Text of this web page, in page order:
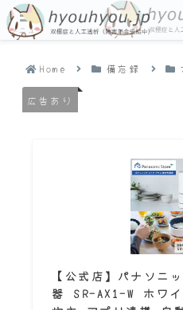
Home 備忘録
広告あり
【公式店】パナソニ
器 SR-AX1-W ホワ
メニュー